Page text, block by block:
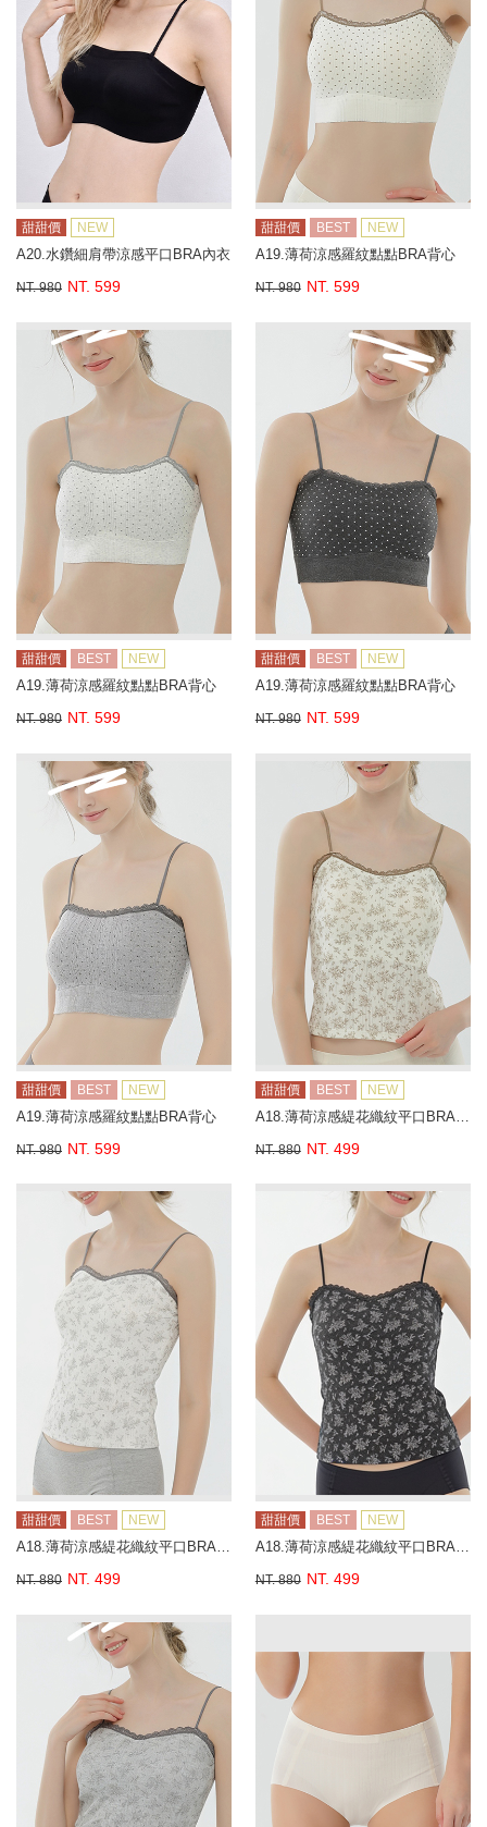
甜甜價 NEW
A20.水鑽細肩帶涼感平口BRA內衣
NT. 980 NT. 599
甜甜價 BEST NEW
A19.薄荷涼感羅紋點點BRA背心
NT. 980 NT. 599
甜甜價 BEST NEW
A19.薄荷涼感羅紋點點BRA背心
NT. 980 NT. 599
甜甜價 BEST NEW
A19.薄荷涼感羅紋點點BRA背心
NT. 980 NT. 599
甜甜價 BEST NEW
A19.薄荷涼感羅紋點點BRA背心
NT. 980 NT. 599
甜甜價 BEST NEW
NT. 880 NT. 499
甜甜價 BEST NEW
A18.薄荷涼感緹花織紋平口BRA背心
NT. 880 NT. 499
甜甜價 BEST NEW
A18.薄荷涼感緹花織紋平口BRA背心
NT. 880 NT. 499